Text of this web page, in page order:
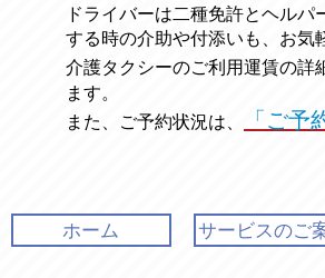
ドライバーは二種免許とヘル
する時の介助や付添いも、お
介護タクシーのご利用運賃の詳
ます。
また、ご予約状況は、
「ご予
ホーム サービスのご